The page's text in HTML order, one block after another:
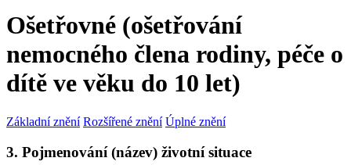
Ošetřovné (ošetřování
nemocného člena rodiny, péče o
dítě ve věku do 10 let)
Základní znění Rozšířené znění Úplné znění
3. Pojmenování (název) životní situace